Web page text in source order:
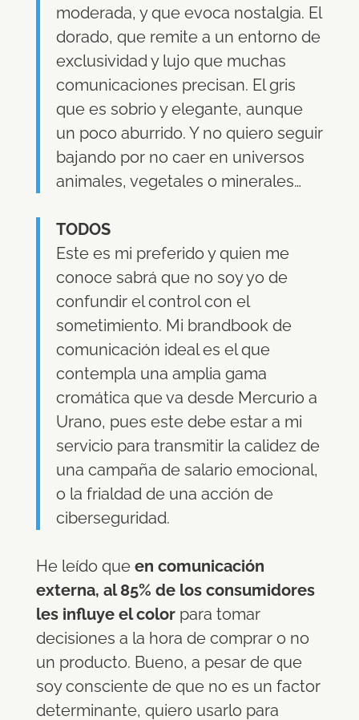
moderada, y que evoca nostalgia. El
dorado, que remite a un entorno de
exclusividad y lujo que muchas
comunicaciones precisan. El gris
que es sobrio y elegante, aunque
un poco aburrido. Y no quiero seguir
bajando por no caer en universos
animales, vegetales o minerales…
TODOS
Este es mi preferido y quien me
conoce sabrá que no soy yo de
confundir el control con el
sometimiento. Mi brandbook de
comunicación ideal es el que
contempla una amplia gama
cromática que va desde Mercurio a
Urano, pues este debe estar a mi
servicio para transmitir la calidez de
una campaña de salario emocional,
o la frialdad de una acción de
ciberseguridad.
He leído que en comunicación
externa, al 85% de los consumidores
les influye el colorpara tomar
decisiones a la hora de comprar o no
un producto. Bueno, a pesar de que
soy consciente de que no es un factor
determinante, quiero usarlo para